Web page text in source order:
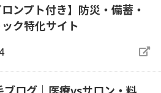
ロンプト付き】防災・備蓄・
ク特化サイト